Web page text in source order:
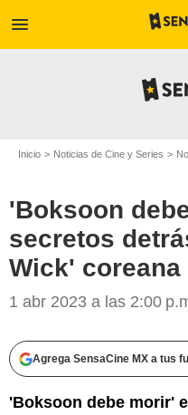
menu
Inicio Noticias de Cine y Series
'Boksoon
secretos
Wick' coreana
1 abr 2023 a las 2:00
Agrega SensaCine MX a tus
'Boksoon debe morir'